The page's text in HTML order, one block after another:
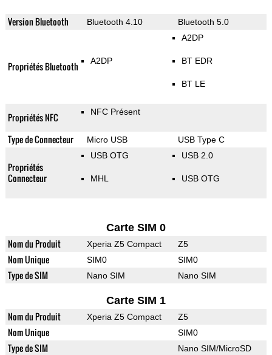
Version Bluetooth Bluetooth 4.10 Bluetooth 5.0
Propriétés Bluetooth A2DP
A2DP
BT EDR
BT LE
Propriétés NFC NFC Présent
Type de Connecteur Micro USB USB Type C
Propriétés
Connecteur
USB OTG
MHL
USB 2.0
USB OTG
Carte SIM 0
Nom du Produit Xperia Z5 Compact Z5
Nom Unique SIM0 SIM0
Type de SIM Nano SIM Nano SIM
Carte SIM 1
Nom du Produit Xperia Z5 Compact Z5
Nom Unique SIM0
Type de SIM Nano SIM/MicroSD